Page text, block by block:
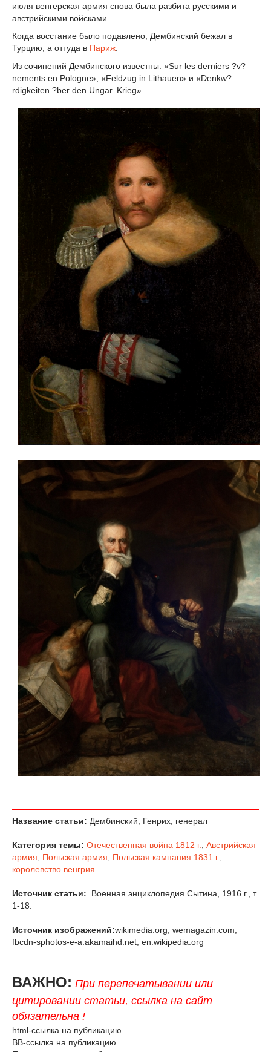
июля венгерская армия снова была разбита русскими и
австрийскими войсками.
Когда восстание было подавлено, Дембинский бежал в
Турцию, а оттуда в Париж.
Из сочинений Дембинского известны: «Sur les derniers ?v?
nements en Pologne», «Feldzug in Lithauen» и «Denkw?
rdigkeiten ?ber den Ungar. Krieg».
Название статьи: Дембинский, Генрих, генерал
Категория темы: Отечественная война 1812 г.
Австрийская
армия
Польская армия Польская кампания 1831 г.
королевство венгрия
Источник статьи:
Военная энциклопедия Сытина, 1916 г., т.
1-18.
Источник изображений:wikimedia.org, wemagazin.com,
fbcdn-sphotos-e-a.akamaihd.net, en.wikipedia.org
ВАЖНО: При перепечатывании или
цитировании статьи, ссылка на сайт
обязательна !
html-ссылка на публикацию
BB-ссылка на публикацию